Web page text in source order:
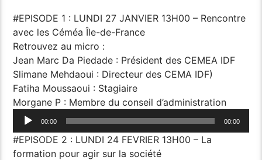
#EPISODE 1 : LUNDI 27 JANVIER 13H00 – Rencontre
avec les Céméa Île-de-France
Retrouvez au micro :
Jean Marc Da Piedade : Président des CEMEA IDF
Slimane Mehdaoui : Directeur des CEMA IDF)
Fatiha Moussaoui : Stagiaire
Morgane P : Membre du conseil d’administration
Lecteur00:00 00:00
#EPISODE 2 : LUNDI 24 FEVRIER 13H00 – La
formation pour agir sur la société